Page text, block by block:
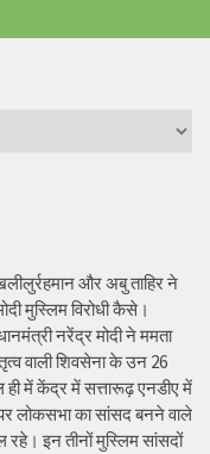
और अबु ताहिर ने
मुस्लिम विरोधी कैसे।
नरेंद्र मोदी ने ममता
वाली शिवसेना के उन 26
ही में केंद्र में सत्तारूढ़ एनडीए में
लोकसभा का सांसद बनने वाले
रहे। इन तीनों मुस्लिम सांसदों